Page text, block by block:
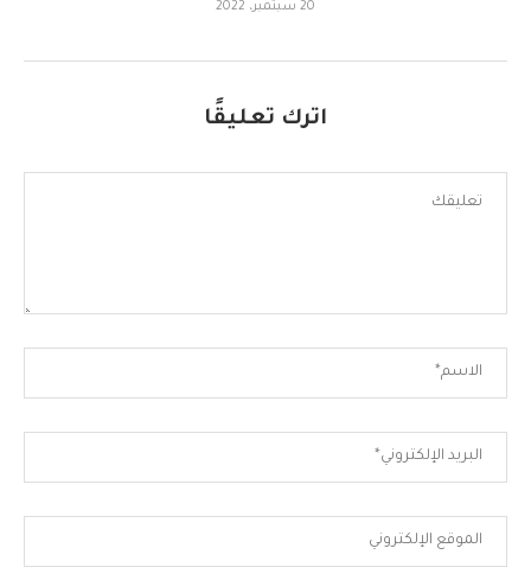
20 سبتمبر، 2022
اترك تعليقًا